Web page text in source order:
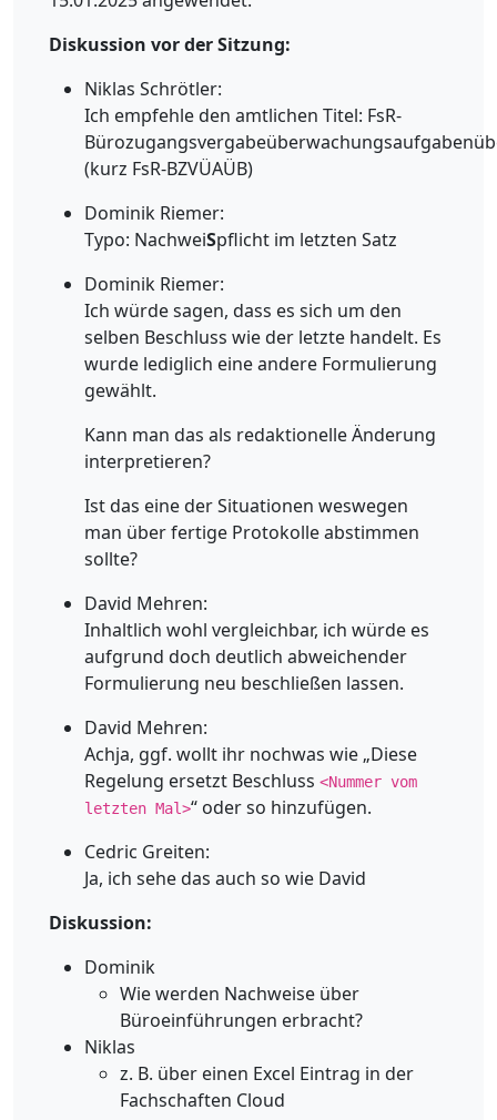
Diskussion vor der Sitzung:
Niklas Schrötler:
Ich empfehle den amtlichen Titel: FsR-
(kurz FsR-BZVÜAÜB)
Dominik Riemer:
Typo: NachweiSpflicht im letzten Satz
Dominik Riemer:
Ich würde sagen, dass es sich um den
selben Beschluss wie der letzte handelt. Es
wurde lediglich eine andere Formulierung
gewählt.
Kann man das als redaktionelle Änderung
interpretieren?
Ist das eine der Situationen weswegen
man über fertige Protokolle abstimmen
sollte?
David Mehren:
Inhaltlich wohl vergleichbar, ich würde es
aufgrund doch deutlich abweichender
Formulierung neu beschließen lassen.
David Mehren:
Achja, ggf. wollt ihr nochwas wie „Diese
Regelung ersetzt Beschluss <Nummer vom
letzten Mal>“ oder so hinzufügen.
Cedric Greiten:
Ja, ich sehe das auch so wie David
Diskussion:
Dominik
Wie werden Nachweise über
Büroeinführungen erbracht?
Niklas
z. B. über einen Excel Eintrag in der
Fachschaften Cloud